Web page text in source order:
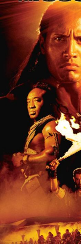
allerdings
bisweilen selbst